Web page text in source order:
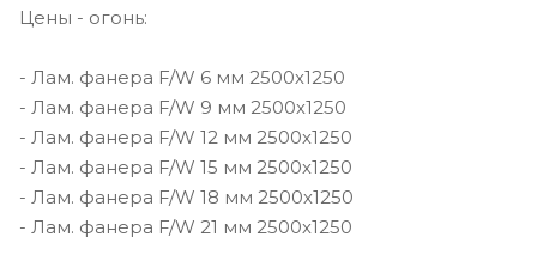
Цены - огонь:
- Лам. фанера F/W 6 мм 2500х1250
- Лам. фанера F/W 9 мм 2500х1250
- Лам. фанера F/W 12 мм 2500х1250
- Лам. фанера F/W 15 мм 2500х1250
- Лам. фанера F/W 18 мм 2500х1250
- Лам. фанера F/W 21 мм 2500х1250